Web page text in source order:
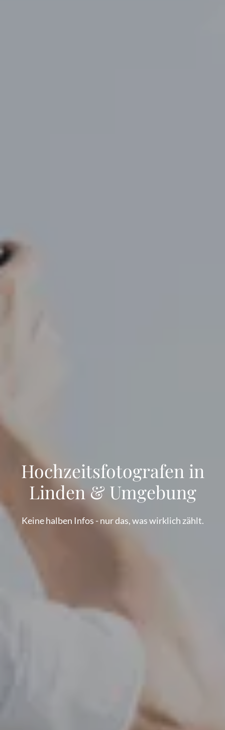
Hochzeitsfotografen in
Linden & Umgebung
Keine halben Infos - nur das, was wirklich zählt.